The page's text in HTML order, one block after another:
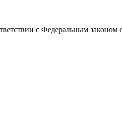
с Федеральным